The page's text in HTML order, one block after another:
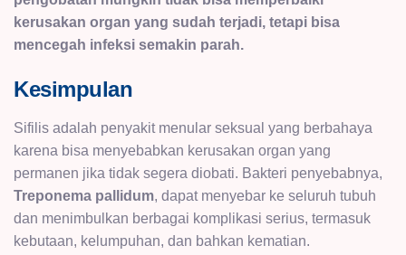
kerusakan organ yang sudah terjadi, tetapi bisa
mencegah infeksi semakin parah.
Kesimpulan
Sifilis adalah penyakit menular seksual yang berbahaya
karena bisa menyebabkan kerusakan organ yang
permanen jika tidak segera diobati. Bakteri penyebabnya,
Treponema pallidum, dapat menyebar ke seluruh tubuh
dan menimbulkan berbagai komplikasi serius, termasuk
kebutaan, kelumpuhan, dan bahkan kematian.